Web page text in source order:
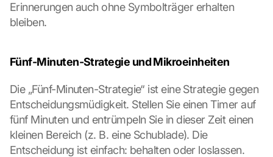
Erinnerungen auch ohne Symbolträger erhalten
bleiben.
Fünf-Minuten-Strategie und Mikroeinheiten
Die „Fünf-Minuten-Strategie“ ist eine Strategie gegen
Entscheidungsmüdigkeit. Stellen Sie einen Timer auf
fünf Minuten und entrümpeln Sie in dieser Zeit einen
kleinen Bereich (z. B. eine Schublade). Die
Entscheidung ist einfach: behalten oder loslassen.